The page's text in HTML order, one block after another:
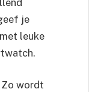
je
leuke
wordt